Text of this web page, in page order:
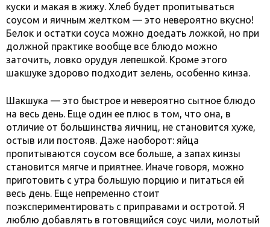
куски и макая в жижу. Хлеб будет пропитываться
соусом и яичным желтком — это невероятно вкусно!
Белок и остатки соуса можно доедать ложкой, но при
должной практике вообще все блюдо можно
заточить, ловко орудуя лепешкой. Кроме этого
шакшуке здорово подходит зелень, особенно кинза.
Шакшука — это быстрое и невероятно сытное блюдо
на весь день. Еще один ее плюс в том, что она, в
отличие от большинства яичниц, не становится хуже,
остыв или постояв. Даже наоборот: яйца
пропитываются соусом все больше, а запах кинзы
становится мягче и приятнее. Иначе говоря, можно
приготовить с утра большую порцию и питаться ей
весь день. Еще непременно стоит
поэкспериментировать с приправами и остротой. Я
люблю добавлять в готовящийся соус чили, молотый